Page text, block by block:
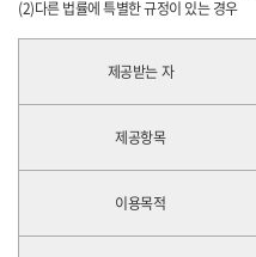
(2)다른 법률에 특별한 규정이 있는 경우
제공받는 자
제공항목
이용목적